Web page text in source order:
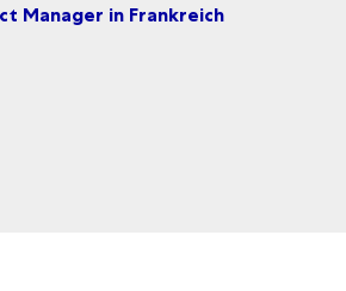
Manager in Frankreich